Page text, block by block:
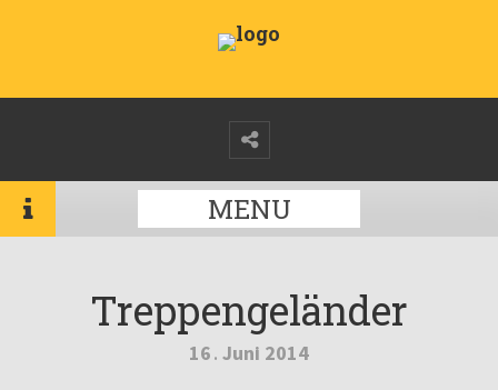
MENU
Treppengeländer
16 . Juni 2014